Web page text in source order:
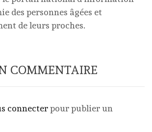
des personnes âgées et
de leurs proches.
COMMENTAIRE
connecterpour publier un